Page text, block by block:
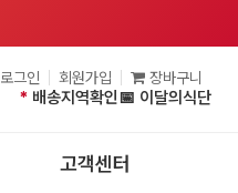
로그인 회원가입 장바구니
* 배송지역확인📅 이달의식단
고객센터